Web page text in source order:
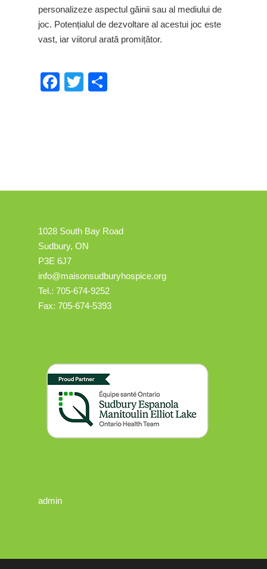
personalizeze aspectul găinii sau al mediului de
joc. Potențialul de dezvoltare al acestui joc este
vast, iar viitorul arată promițător.
Facebook
Twitter
1028 South Bay Road
Sudbury, ON
P3E 6J7
info@maisonsudburyhospice.org
Tel.: 705-674-9252
Fax: 705-674-5393
admin